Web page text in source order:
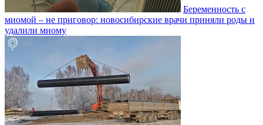
Беременность с
миомой – не приговор: новосибирские врачи приняли роды и
удалили миому